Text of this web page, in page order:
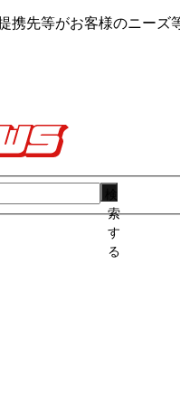
携先等がお客様のニーズ
索
す
る